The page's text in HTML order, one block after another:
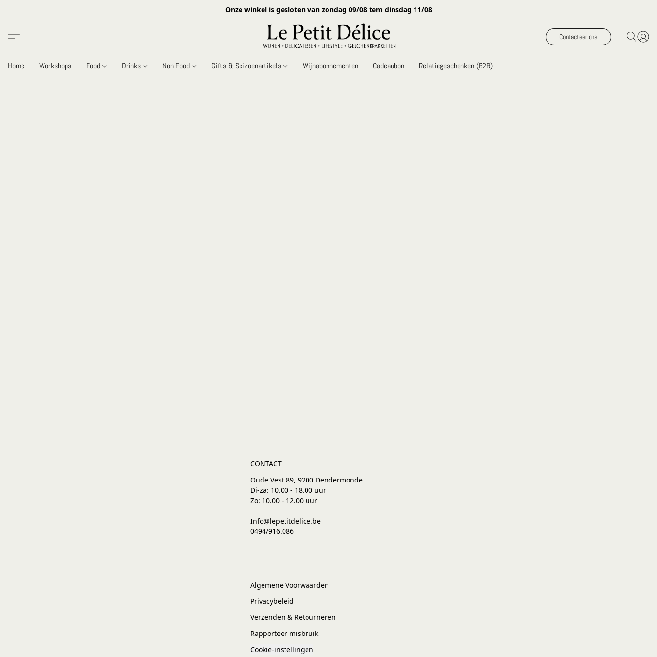
Onze winkel is gesloten van zondag 09/08 tem dinsdag 11/08
Contacteer ons
Home Workshops Food Drinks Non Food Gifts & Seizoenartikels Wijnabonnementen Cadeaubon Relatiegeschenken (B2B)
CONTACT
Oude Vest 89, 9200 Dendermonde
Di-za: 10.00 - 18.00 uur
Zo: 10.00 - 12.00 uur
Info@lepetitdelice.be
0494/916.086
Algemene Voorwaarden
Privacybeleid
Verzenden & Retourneren
Rapporteer misbruik
Cookie-instellingen